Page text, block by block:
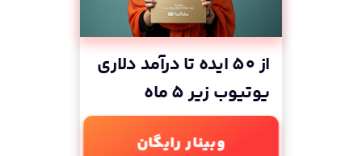
از 50 ایده تا درآمد دلاری
یوتیوب زیر 5 ماه
وبینار رایگان